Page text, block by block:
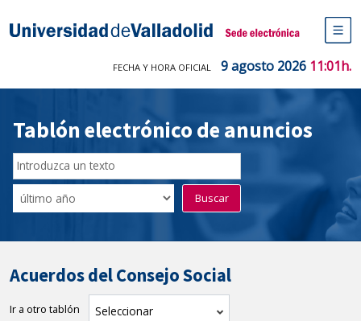
Sede electrónica Universidad de
de
FECHA Y HORA OFICIAL 9 agosto 2026 11:01h.
Tablón electrónico de anuncios
Buscador
del
Tablón
Filtro
de
Buscar
Acuerdos del Consejo Social
Ir a otro tablón Seleccionar tablón